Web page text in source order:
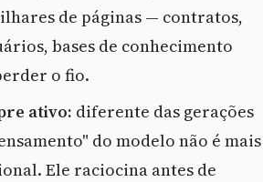
de páginas — contratos,
bases de conhecimento
o fio.
ativo: diferente das gerações
do modelo não é mais
Ele raciocina antes de